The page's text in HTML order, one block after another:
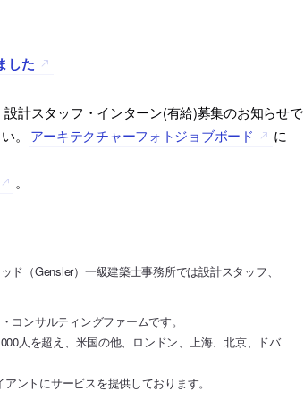
した
設計スタッフ・インターン(有給)募集のお知らせで
。 アーキテクチャーフォトジョブボード
に
。
（Gensler）一級建築士事務所では設計スタッフ、
コンサルティングファームです。
人を超え、米国の他、ロンドン、上海、北京、ドバ
ントにサービスを提供しております。